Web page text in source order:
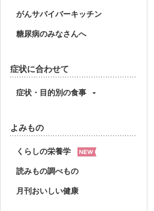
がんサバイバーキッチン
糖尿病のみなさんへ
症状に合わせて
症状・目的別の食事
よみもの
くらしの栄養学
読みもの調べもの
月刊おいしい健康